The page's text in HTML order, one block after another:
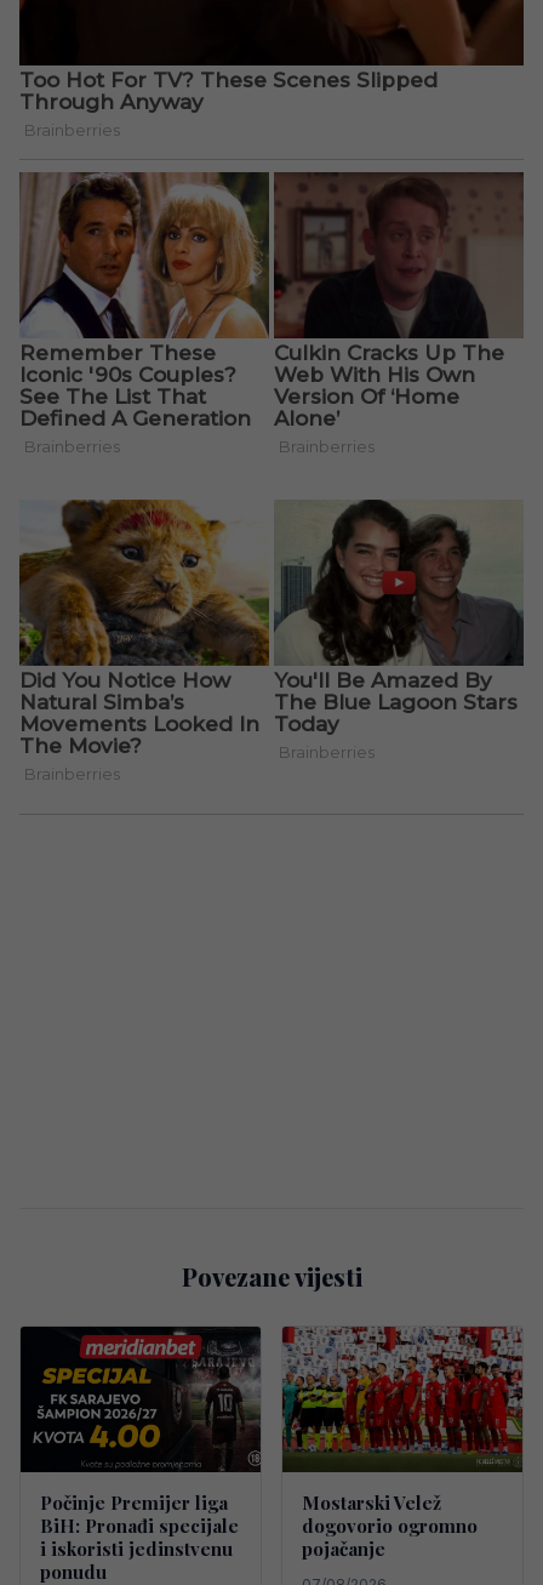
Povezane vijesti
Počinje Premijer liga
BiH: Pronađi specijale
i iskoristi jedinstvenu
ponudu
Mostarski Velež
dogovorio ogromno
pojačanje